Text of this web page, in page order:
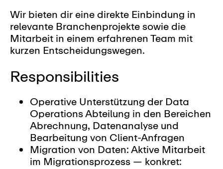
Wir bieten dir eine direkte Einbindung in
relevante Branchenprojekte sowie die
Mitarbeit in einem erfahrenen Team mit
kurzen Entscheidungswegen.
Responsibilities
Operative Unterstützung der Data
Operations Abteilung in den Bereichen
Abrechnung, Datenanalyse und
Bearbeitung von Client-Anfragen
Migration von Daten: Aktive Mitarbeit
im Migrationsprozess — konkret: